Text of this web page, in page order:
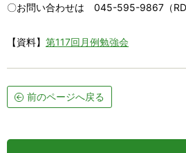
〇お問い合わせは 045-595-9867（
【資料】 第117回月例勉強会
前のページへ戻る